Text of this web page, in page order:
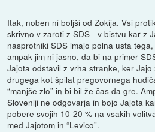
Itak, noben ni boljši od Zokija. Vsi
skrivno v zaroti z SDS - v bistvu kar z
nasprotniki SDS imajo polna usta
ampak jim ni jasno, da bi na primer
Jajota odstavil z vrha stranke, ker
drugega kot špilat pregovornega
“manjše zlo” in bi bil že čas da gre.
Sloveniji ne odgovarja in bojo Jajota
pobere svojih 10-20 % na vsakih
med Jajotom in “Levico”.